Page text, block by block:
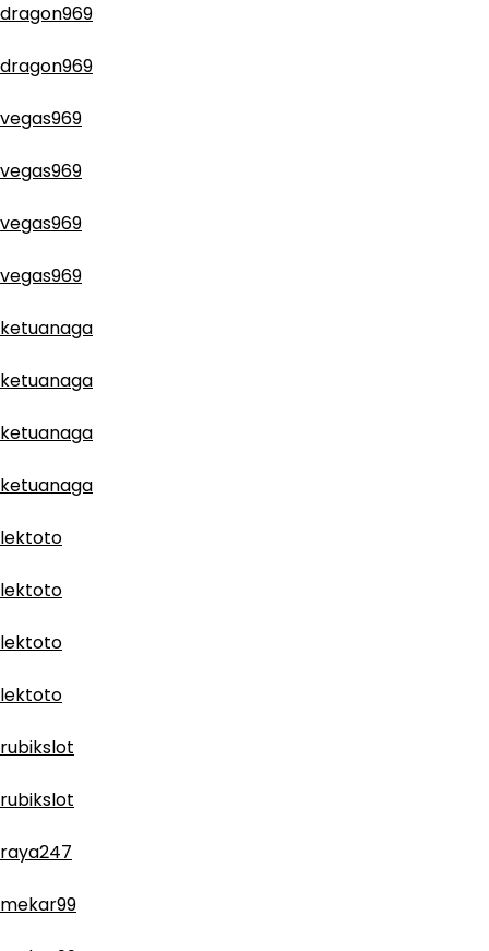
dragon969
dragon969
vegas969
vegas969
vegas969
vegas969
ketuanaga
ketuanaga
ketuanaga
ketuanaga
lektoto
lektoto
lektoto
lektoto
rubikslot
rubikslot
raya247
mekar99